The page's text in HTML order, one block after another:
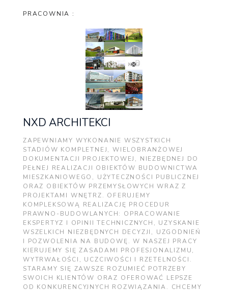
PRACOWNIA :
NXD ARCHITEKCI
ZAPEWNIAMY WYKONANIE WSZYSTKICH
STADIÓW KOMPLETNEJ, WIELOBRANŻOWEJ
DOKUMENTACJI PROJEKTOWEJ, NIEZBĘDNEJ DO
PEŁNEJ REALIZACJI OBIEKTÓW BUDOWNICTWA
MIESZKANIOWEGO, UŻYTECZNOŚCI PUBLICZNEJ
ORAZ OBIEKTÓW PRZEMYSŁOWYCH WRAZ Z
PROJEKTAMI WNĘTRZ. OFERUJEMY
KOMPLEKSOWĄ REALIZACJĘ PROCEDUR
PRAWNO-BUDOWLANYCH: OPRACOWANIE
EKSPERTYZ I OPINII TECHNICZNYCH, UZYSKANIE
WSZELKICH NIEZBĘDNYCH DECYZJI, UZGODNIEŃ
I POZWOLENIA NA BUDOWĘ. W NASZEJ PRACY
KIERUJEMY SIĘ ZASADAMI PROFESJONALIZMU,
WYTRWAŁOŚCI, UCZCIWOŚCI I RZETELNOŚCI.
STARAMY SIĘ ZAWSZE ROZUMIEĆ POTRZEBY
SWOICH KLIENTÓW ORAZ OFEROWAĆ LEPSZE
OD KONKURENCYJNYCH ROZWIĄZANIA. CHCEMY